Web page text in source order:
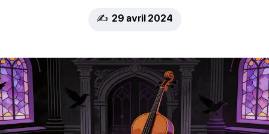
✍️ 29 avril 2024